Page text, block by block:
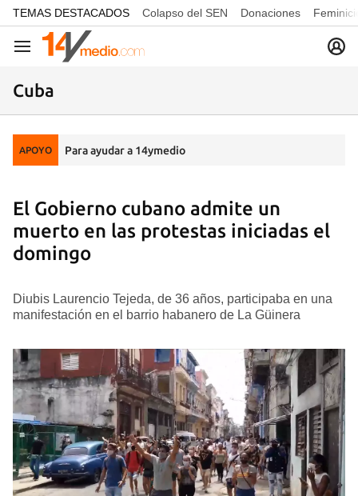
common.go-to-content
TEMAS DESTACADOS Colapso del SEN Donaciones
Navegación
Cuba
APOYO Para ayudar a 14ymedio
El Gobierno cubano admite un
muerto en las protestas iniciadas el
domingo
Diubis Laurencio Tejeda, de 36 años, participaba en una
manifestación en el barrio habanero de La Güinera